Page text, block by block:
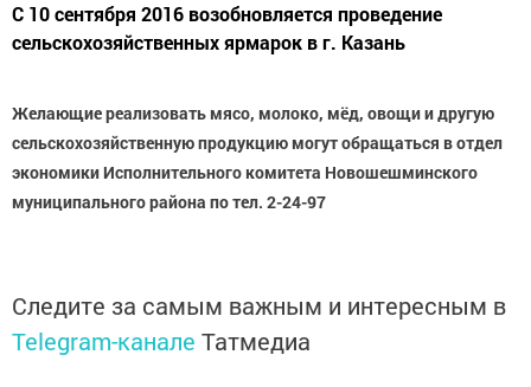
С 10 сентября 2016 возобновляется проведение
сельскохозяйственных ярмарок в г. Казань
Желающие реализовать мясо, молоко, мёд, овощи и другую
сельскохозяйственную продукцию могут обращаться в отдел
экономики Исполнительного комитета Новошешминского
муниципального района по тел. 2-24-97
Следите за самым важным и интересным в
Telegram-канале Татмедиа